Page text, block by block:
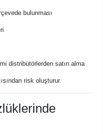
bulunması
distribütörlerden satın alma
risk oluşturur.